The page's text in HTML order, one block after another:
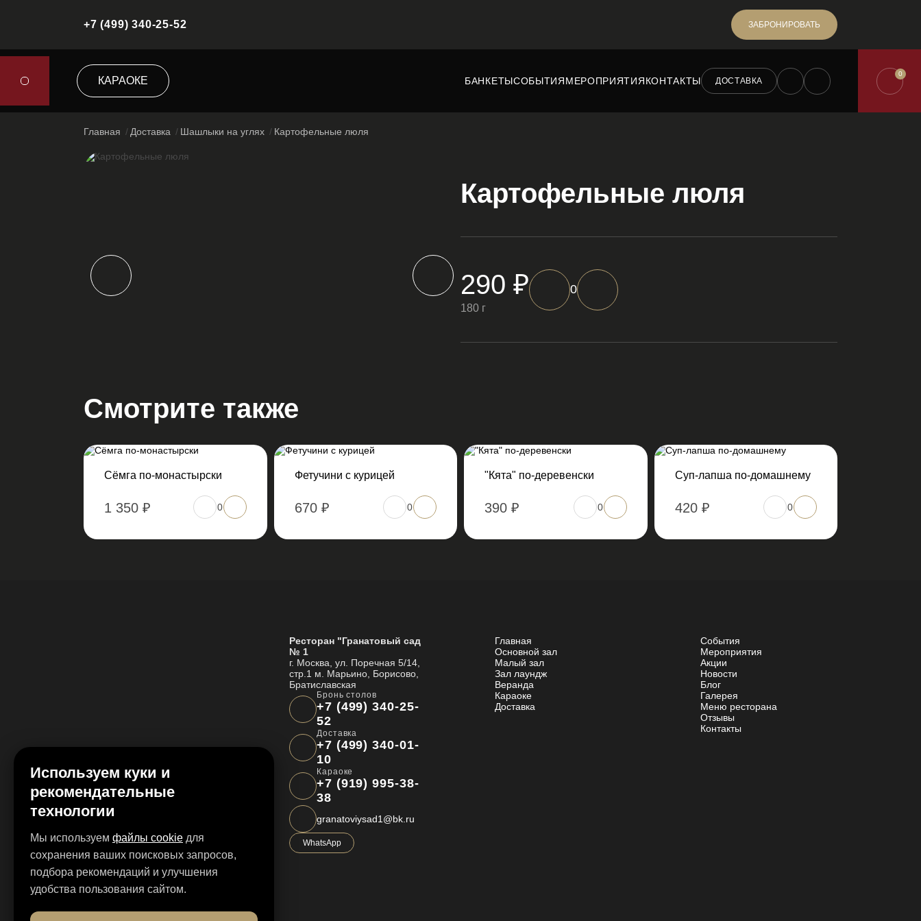
+7 (499) 340-25-52 ЗАБРОНИРОВАТЬ
КАРАОКЕ БАНКЕТЫСОБЫТИЯМЕРОПРИЯТИЯКОНТАКТЫ ДОСТАВКА
0
Главная Доставка Шашлыки на углях Картофельные люля
Картофельные люля
290 ₽
180 г
0
Смотрите также
Сёмга по-монастырски
1 350 ₽ 0
Фетучини с курицей
670 ₽ 0
"Кята" по-деревенски
390 ₽ 0
Суп-лапша по-домашнему
420 ₽ 0
Ресторан "Гранатовый сад
№ 1
г. Москва, ул. Поречная 5/14,
стр.1 м. Марьино, Борисово,
Братиславская
Бронь столов
+7 (499) 340-25-
52
Доставка
+7 (499) 340-01-
10
Караоке
+7 (919) 995-38-
38
granatoviysad1@bk.ru
WhatsApp
Главная
Основной зал
Малый зал
Зал лаундж
Веранда
Караоке
Доставка
События
Мероприятия
Акции
Новости
Блог
Галерея
Меню ресторана
Отзывы
Контакты
Используем куки и
рекомендательные
технологии
Мы используем файлы cookie для
сохранения ваших поисковых запросов,
подбора рекомендаций и улучшения
удобства пользования сайтом.